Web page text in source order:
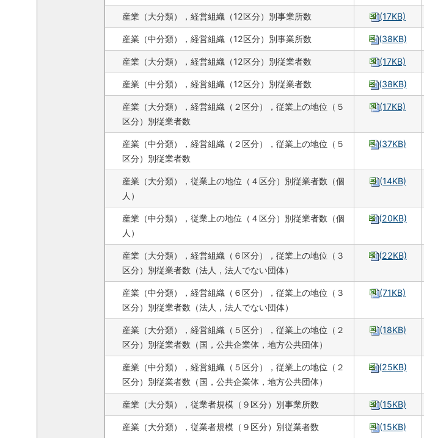
産業（大分類），経営組織（12区分）別事業所数 (17KB)
産業（中分類），経営組織（12区分）別事業所数 (38KB)
産業（大分類），経営組織（12区分）別従業者数 (17KB)
産業（中分類），経営組織（12区分）別従業者数 (38KB)
産業（大分類），経営組織（２区分），従業上の地位（５
区分）別従業者数
(17KB)
産業（中分類），経営組織（２区分），従業上の地位（５
区分）別従業者数
(37KB)
産業（大分類），従業上の地位（４区分）別従業者数（個
人）
(14KB)
産業（中分類），従業上の地位（４区分）別従業者数（個
人）
(20KB)
産業（大分類），経営組織（６区分），従業上の地位（３
区分）別従業者数（法人，法人でない団体）
(22KB)
産業（中分類），経営組織（６区分），従業上の地位（３
区分）別従業者数（法人，法人でない団体）
(71KB)
産業（大分類），経営組織（５区分），従業上の地位（２
区分）別従業者数（国，公共企業体，地方公共団体）
(18KB)
産業（中分類），経営組織（５区分），従業上の地位（２
区分）別従業者数（国，公共企業体，地方公共団体）
(25KB)
産業（大分類），従業者規模（９区分）別事業所数 (15KB)
産業（大分類），従業者規模（９区分）別従業者数 (15KB)